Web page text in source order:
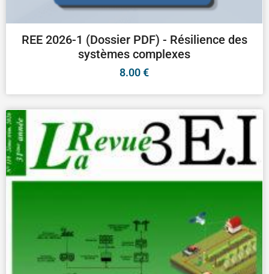
REE 2026-1 (Dossier PDF) - Résilience des
systèmes complexes
8.00€